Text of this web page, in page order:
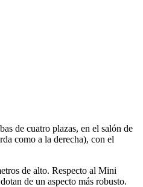
de cuatro plazas, en el salón de
como a la derecha), con el
de alto. Respecto al Mini
de un aspecto más robusto.